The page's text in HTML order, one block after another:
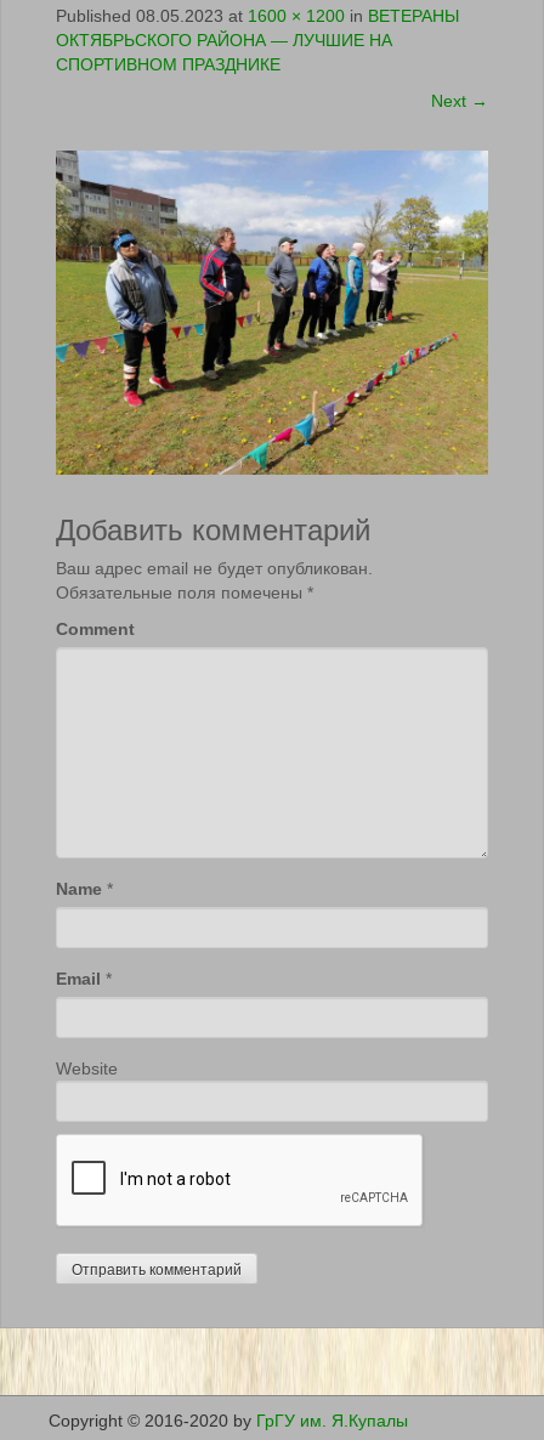
Published 08.05.2023 at 1600 × 1200 in ВЕТЕРАНЫ
ОКТЯБРЬСКОГО РАЙОНА — ЛУЧШИЕ НА
СПОРТИВНОМ ПРАЗДНИКЕ
Next →
Добавить комментарий
Ваш адрес email не будет опубликован.
Обязательные поля помечены *
Comment
Name *
Email *
Website
Copyright © 2016-2020 by ГрГУ им. Я.Купалы